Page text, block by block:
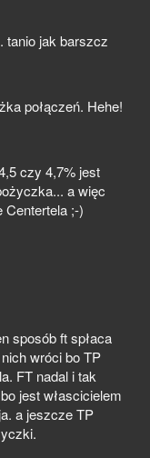
tanio jak barszcz
połączeń. Hehe!
czy 4,7% jest
a więc
Centertela ;-)
sposób ft spłaca
wróci bo TP
FT nadal i tak
jest włascicielem
a jeszcze TP